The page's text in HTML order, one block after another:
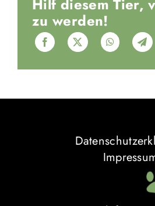
Hilf diesem Tier,
zu werden!